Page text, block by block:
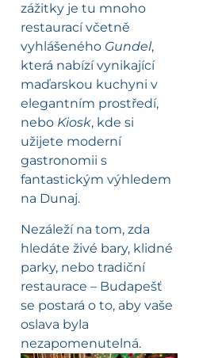
zážitky je tu mnoho
restaurací včetně
vyhlášeného Gundel,
která nabízí vynikající
maďarskou kuchyni v
elegantním prostředí,
nebo Kiosk, kde si
užijete moderní
gastronomii s
fantastickým výhledem
na Dunaj.
Nezáleží na tom, zda
hledáte živé bary, klidné
parky, nebo tradiční
restaurace – Budapešť
se postará o to, aby vaše
oslava byla
nezapomenutelná.